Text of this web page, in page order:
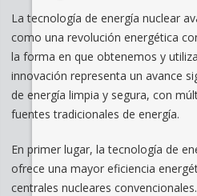
La tecnología de energía nuclear
como una revolución energética
la forma en que obtenemos y
innovación representa un avance
de energía limpia y segura, con
fuentes tradicionales de energía.
En primer lugar, la tecnología de
ofrece una mayor eficiencia
centrales nucleares